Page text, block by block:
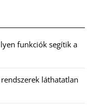
funkciók segítik a
láthatatlan